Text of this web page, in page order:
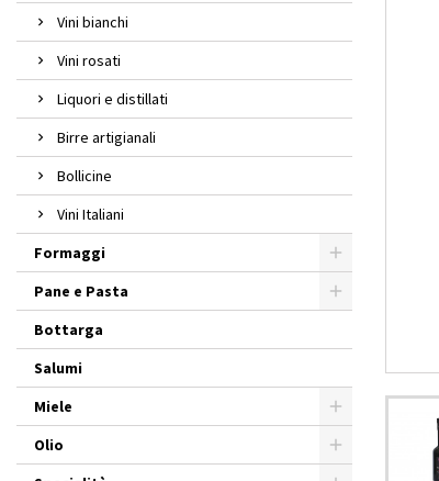
Vini bianchi
Vini rosati
Liquori e distillati
Birre artigianali
Bollicine
Vini Italiani
Formaggi
Pane e Pasta
Bottarga
Salumi
Miele
Olio